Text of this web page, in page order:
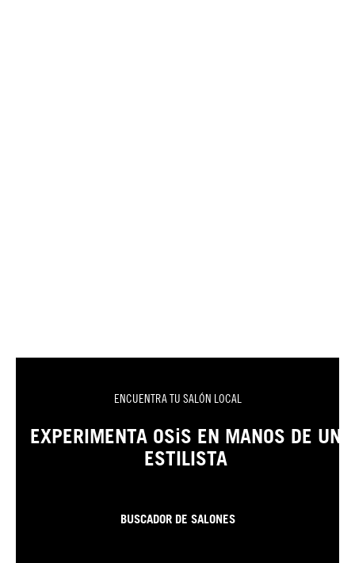
ENCUENTRA TU SALÓN LOCAL
EXPERIMENTA OSiS EN MANOS DE UN
ESTILISTA
BUSCADOR DE SALONES